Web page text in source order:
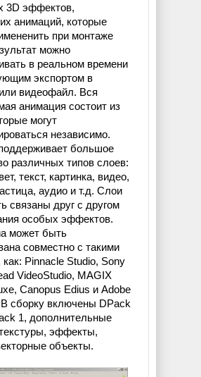
3D эффектов,
анимаций, которые
при монтаже
можно
в реальном времени
экспортом в
видеофайл. Вся
анимация состоит из
могут
независимо.
большое
различных типов слоев:
текст, картинка, видео,
аудио и т.д. Слои
связаны друг с другом
особых эффектов.
может быть
совместно с такими
как: Pinnacle Studio, Sony
VideoStudio, MAGIX
Canopus Edius и Adobe
сборку включены DPack
1, дополнительные
эффекты,
объекты.